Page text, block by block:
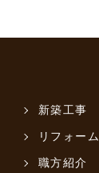
新築工事
リフォーム
職方紹介